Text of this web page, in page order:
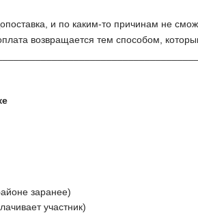
и по каким-то причинам не
возвращается тем способом,
заранее)
участник)